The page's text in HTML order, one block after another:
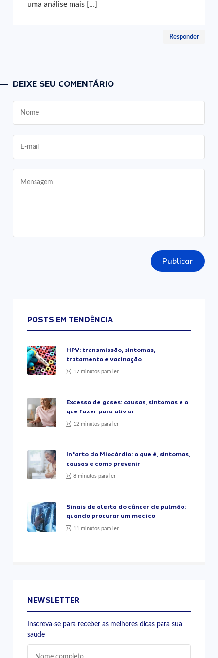
uma análise mais […]
Responder
DEIXE SEU COMENTÁRIO
Publicar
POSTS EM TENDÊNCIA
HPV: transmissão, sintomas,
tratamento e vacinação
17 minutos para ler
Excesso de gases: causas, sintomas e o
que fazer para aliviar
12 minutos para ler
Infarto do Miocárdio: o que é, sintomas,
causas e como prevenir
8 minutos para ler
Sinais de alerta do câncer de pulmão:
quando procurar um médico
11 minutos para ler
NEWSLETTER
Inscreva-se para receber as melhores dicas para sua
saúde